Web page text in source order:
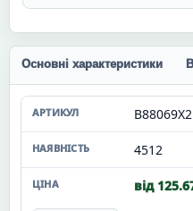
Основні характеристики
4512
від